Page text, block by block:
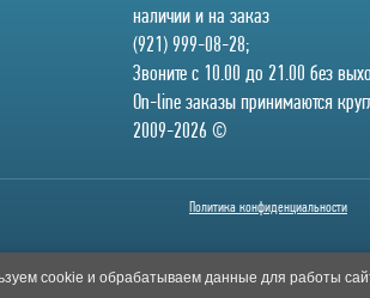
наличии и на заказ
(921) 999-08-28;
Звоните с 10.00 до 21.00 без
On-line заказы принимаются
2009-2026 ©
Политика конфиденциальности
cookie и обрабатываем данные для работы